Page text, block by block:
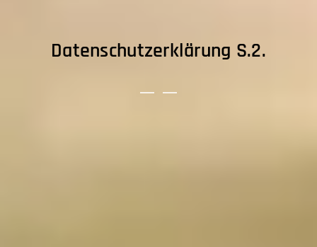
Datenschutzerklärung S.2.